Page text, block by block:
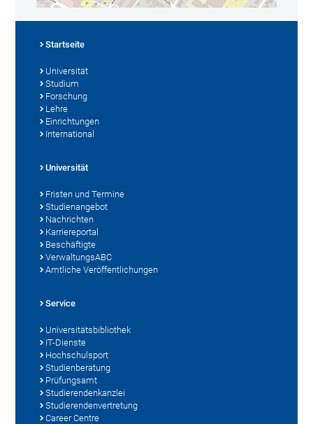
Startseite
Universität
Studium
Forschung
Lehre
Einrichtungen
International
Universität
Fristen und Termine
Studienangebot
Nachrichten
Karriereportal
Beschäftigte
VerwaltungsABC
Amtliche Veröffentlichungen
Service
Universitätsbibliothek
IT-Dienste
Hochschulsport
Studienberatung
Prüfungsamt
Studierendenkanzlei
Studierendenvertretung
Career Centre